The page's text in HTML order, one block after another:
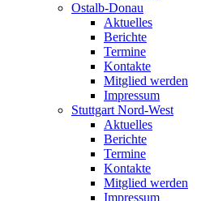
Ostalb-Donau
Aktuelles
Berichte
Termine
Kontakte
Mitglied werden
Impressum
Stuttgart Nord-West
Aktuelles
Berichte
Termine
Kontakte
Mitglied werden
Impressum